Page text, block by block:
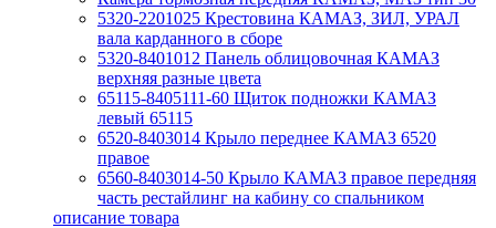
5320-2201025 Крестовина КАМАЗ, ЗИЛ, УРАЛ
вала карданного в сборе
5320-8401012 Панель облицовочная КАМАЗ
верхняя разные цвета
65115-8405111-60 Щиток подножки КАМАЗ
левый 65115
6520-8403014 Крыло переднее КАМАЗ 6520
правое
6560-8403014-50 Крыло КАМАЗ правое передняя
часть рестайлинг на кабину со спальником
описание товара